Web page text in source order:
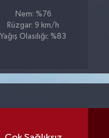
Nem: %76
Rüzgar: 9 km/h
Yağış Olasılığı: %83